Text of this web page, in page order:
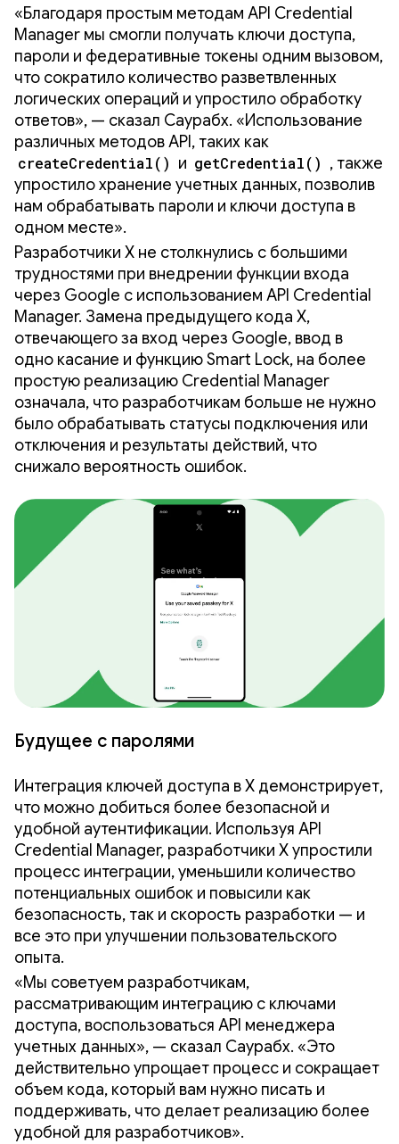
«Благодаря простым методам API Credential
Manager мы смогли получать ключи доступа,
пароли и федеративные токены одним вызовом,
что сократило количество разветвленных
логических операций и упростило обработку
ответов», — сказал Саурабх. «Использование
различных методов API, таких как
createCredential() и getCredential() , также
упростило хранение учетных данных, позволив
нам обрабатывать пароли и ключи доступа в
одном месте».
Разработчики X не столкнулись с большими
трудностями при внедрении функции входа
через Google с использованием API Credential
Manager. Замена предыдущего кода X,
отвечающего за вход через Google, ввод в
одно касание и функцию Smart Lock, на более
простую реализацию Credential Manager
означала, что разработчикам больше не нужно
было обрабатывать статусы подключения или
отключения и результаты действий, что
снижало вероятность ошибок.
Будущее с паролями
Интеграция ключей доступа в X демонстрирует,
что можно добиться более безопасной и
удобной аутентификации. Используя API
Credential Manager, разработчики X упростили
процесс интеграции, уменьшили количество
потенциальных ошибок и повысили как
безопасность, так и скорость разработки — и
все это при улучшении пользовательского
опыта.
«Мы советуем разработчикам,
рассматривающим интеграцию с ключами
доступа, воспользоваться API менеджера
учетных данных», — сказал Саурабх. «Это
действительно упрощает процесс и сокращает
объем кода, который вам нужно писать и
поддерживать, что делает реализацию более
удобной для разработчиков».